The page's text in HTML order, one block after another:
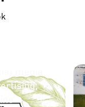
media